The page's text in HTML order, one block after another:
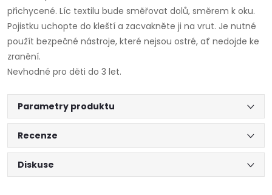
přichycené. Líc textilu bude směřovat dolů, směrem k oku.
Pojistku uchopte do kleští a zacvakněte ji na vrut. Je nutné
použít bezpečné nástroje, které nejsou ostré, ať nedojde ke
zranění.
Nevhodné pro děti do 3 let.
Parametry produktu
Recenze
Diskuse